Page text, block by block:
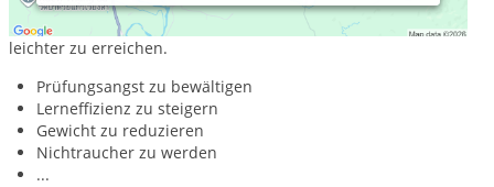
Ich unterstütze Menschen mit Hilfe von Hynose ihre Ziele
leichter zu erreichen.
Prüfungsangst zu bewältigen
Lerneffizienz zu steigern
Gewicht zu reduzieren
Nichtraucher zu werden
...